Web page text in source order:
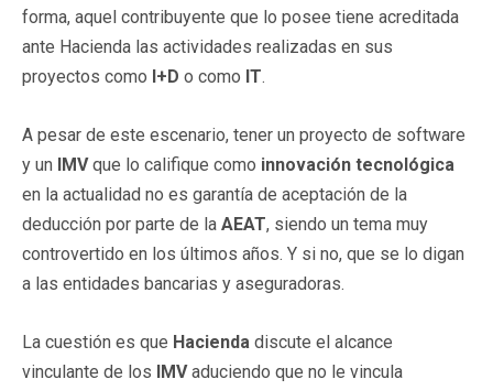
forma, aquel contribuyente que lo posee tiene acreditada
ante Hacienda las actividades realizadas en sus
proyectos como I+D o como IT.
A pesar de este escenario, tener un proyecto de software
y un IMVque lo califique como innovación tecnológica
en la actualidad no es garantía de aceptación de la
deducción por parte de la AEAT, siendo un tema muy
controvertido en los últimos años. Y si no, que se lo digan
a las entidades bancarias y aseguradoras.
La cuestión es que Hacienda discute el alcance
vinculante de los IMVaduciendo que no le vincula